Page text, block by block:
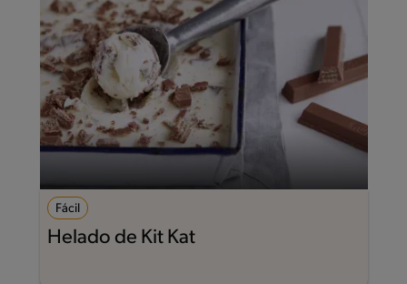
Fácil
Helado de Kit Kat